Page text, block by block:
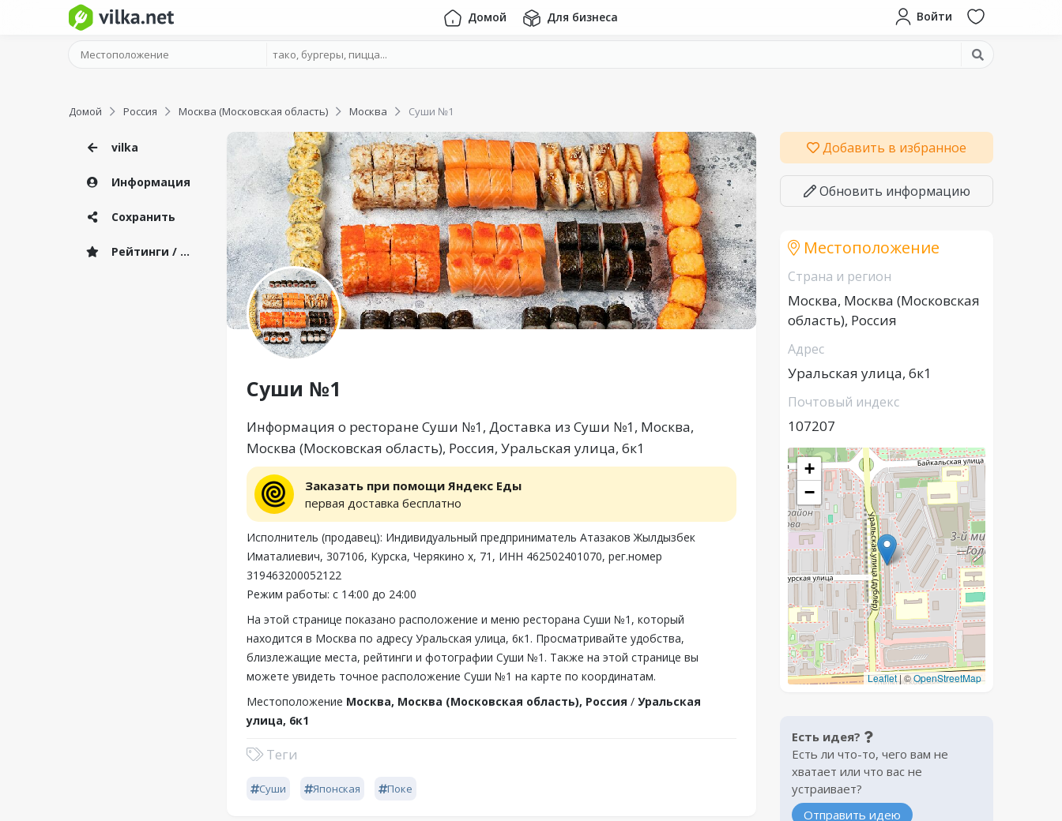
Домой Для бизнеса Войти
Домой Россия Москва (Московская область) Москва Суши №1
vilka
Информация
Сохранить
Рейтинги / Отзывы
Суши №1
Информация о ресторане Суши №1, Доставка из Суши №1, Москва,
Москва (Московская область), Россия, Уральская улица, 6к1
Заказать при помощи Яндекс Еды
первая доставка бесплатно
Исполнитель (продавец): Индивидуальный предприниматель Атазаков Жылдызбек
Иматалиевич, 307106, Курска, Черякино х, 71, ИНН 462502401070, рег.номер
319463200052122
Режим работы: с 14:00 до 24:00
На этой странице показано расположение и меню ресторана Суши №1, который
находится в Москва по адресу Уральская улица, 6к1. Просматривайте удобства,
близлежащие места, рейтинги и фотографии Суши №1. Также на этой странице вы
можете увидеть точное расположение Суши №1 на карте по координатам.
Местоположение Москва, Москва (Московская область), Россия / Уральская
улица, 6к1
Теги
Суши Японская Поке
Добавить в избранное
Обновить информацию
Местоположение
Страна и регион
Москва, Москва (Московская
область), Россия
Адрес
Уральская улица, 6к1
Почтовый индекс
107207
+
−
Leaflet|©OpenStreetMap
Есть идея?
Есть ли что-то, чего вам не
хватает или что вас не
устраивает?
Отправить идею